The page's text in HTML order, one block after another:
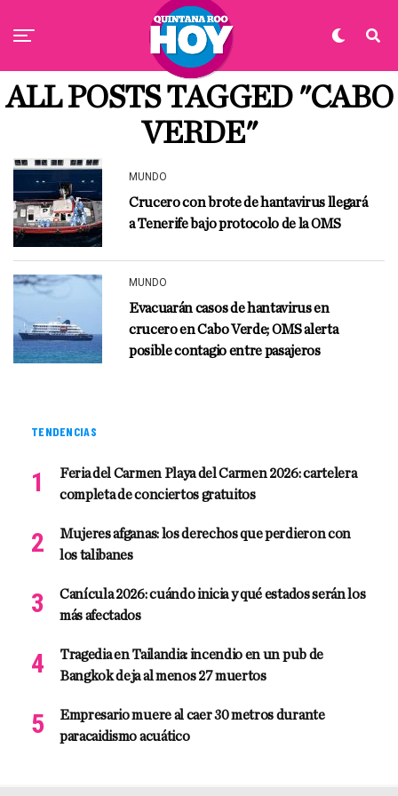
ALL POSTS TAGGED "CABO
VERDE"
MUNDO
Crucero con brote de hantavirus llegará
a Tenerife bajo protocolo de la OMS
MUNDO
Evacuarán casos de hantavirus en
crucero en Cabo Verde; OMS alerta
posible contagio entre pasajeros
TENDENCIAS
Feria del Carmen Playa del Carmen 2026: cartelera
completa de conciertos gratuitos
Mujeres afganas: los derechos que perdieron con
los talibanes
Canícula 2026: cuándo inicia y qué estados serán los
más afectados
Tragedia en Tailandia: incendio en un pub de
Bangkok deja al menos 27 muertos
Empresario muere al caer 30 metros durante
paracaidismo acuático